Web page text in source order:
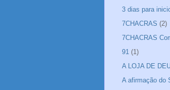
3 dias para
7CHACRAS (2)
7CHACRAS
91 (1)
A LOJA DE
A afirmação do